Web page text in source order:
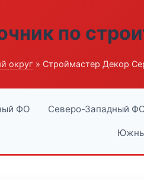
по
округ » Строймастер Декор
ФО Северо-Западный